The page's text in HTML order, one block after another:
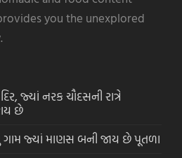
you the unexplored
જ્યાં નરક ચૌદસની રાત્રે
છે
જ્યાં માણસ બની જાય છે પૂતળા